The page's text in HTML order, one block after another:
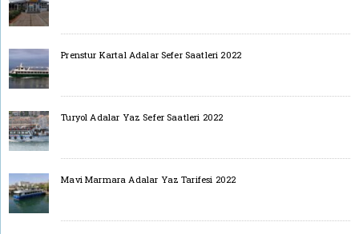
Prenstur Kartal Adalar Sefer Saatleri 2022
Turyol Adalar Yaz Sefer Saatleri 2022
Mavi Marmara Adalar Yaz Tarifesi 2022